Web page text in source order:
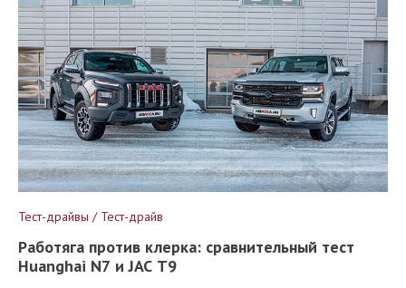
Тест-драйвы / Тест-драйв
Работяга против клерка: сравнительный тест
Huanghai N7 и JAC T9